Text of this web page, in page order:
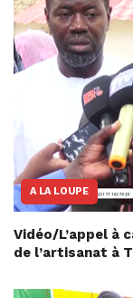
A LA LOUPE
Vidéo/L’appel à
de l’artisanat à